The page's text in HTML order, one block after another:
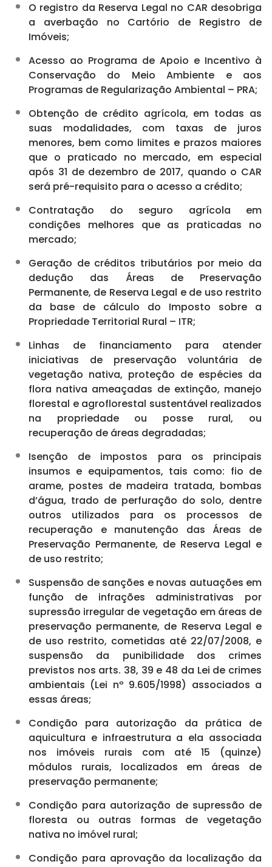
O registro da Reserva Legal no CAR desobriga
a averbação no Cartório de Registro de
Imóveis;
Acesso ao Programa de Apoio e Incentivo à
Conservação do Meio Ambiente e aos
Programas de Regularização Ambiental – PRA;
Obtenção de crédito agrícola, em todas as
suas modalidades, com taxas de juros
menores, bem como limites e prazos maiores
que o praticado no mercado, em especial
após 31 de dezembro de 2017, quando o CAR
será pré-requisito para o acesso a crédito;
Contratação do seguro agrícola em
condições melhores que as praticadas no
mercado;
Geração de créditos tributários por meio da
dedução das Áreas de Preservação
Permanente, de Reserva Legal e de uso restrito
da base de cálculo do Imposto sobre a
Propriedade Territorial Rural – ITR;
Linhas de financiamento para atender
iniciativas de preservação voluntária de
vegetação nativa, proteção de espécies da
flora nativa ameaçadas de extinção, manejo
florestal e agroflorestal sustentável realizados
na propriedade ou posse rural, ou
recuperação de áreas degradadas;
Isenção de impostos para os principais
insumos e equipamentos, tais como: fio de
arame, postes de madeira tratada, bombas
d’água, trado de perfuração do solo, dentre
outros utilizados para os processos de
recuperação e manutenção das Áreas de
Preservação Permanente, de Reserva Legal e
de uso restrito;
Suspensão de sanções e novas autuações em
função de infrações administrativas por
supressão irregular de vegetação em áreas de
preservação permanente, de Reserva Legal e
de uso restrito, cometidas até 22/07/2008, e
suspensão da punibilidade dos crimes
previstos nos arts. 38, 39 e 48 da Lei de crimes
ambientais (Lei nº 9.605/1998) associados a
essas áreas;
Condição para autorização da prática de
aquicultura e infraestrutura a ela associada
nos imóveis rurais com até 15 (quinze)
módulos rurais, localizados em áreas de
preservação permanente;
Condição para autorização de supressão de
floresta ou outras formas de vegetação
nativa no imóvel rural;
Condição para aprovação da localização da